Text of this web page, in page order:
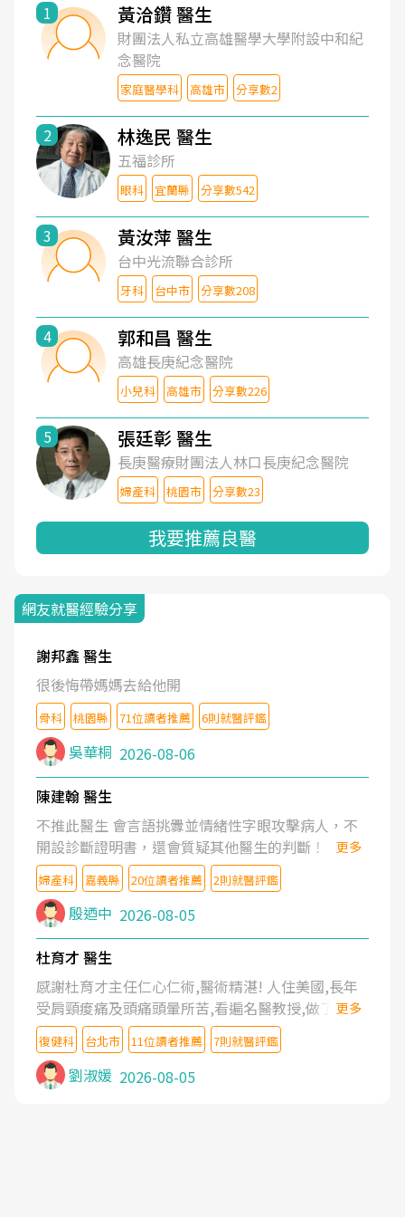
1 黃洽鑽 醫生
財團法人私立高雄醫學大學附設中和紀
念醫院
家庭醫學科 高雄市 分享數2
2 林逸民 醫生
五福診所
眼科 宜蘭縣 分享數542
3 黃汝萍 醫生
台中光流聯合診所
牙科 台中市 分享數208
4 郭和昌 醫生
高雄長庚紀念醫院
小兒科 高雄市 分享數226
5 張廷彰 醫生
長庚醫療財團法人林口長庚紀念醫院
婦產科 桃園市 分享數23
我要推薦良醫
網友就醫經驗分享
謝邦鑫 醫生
很後悔帶媽媽去給他開
骨科 桃園縣 71位讀者推薦 6則就醫評鑑
吳華桐 2026-08-06
陳建翰 醫生
不推此醫生 會言語挑釁並情緒性字眼攻擊病人，不
開設診斷證明書，還會質疑其他醫生的判斷！
更多
婦產科 嘉義縣 20位讀者推薦 2則就醫評鑑
殷迺中 2026-08-05
杜育才 醫生
感謝杜育才主任仁心仁術,醫術精湛! 人住美國,長年
受肩頸痠痛及頭痛頭暈所苦,看遍名醫教授,做了各種
檢查,也嘗試過西醫打針,中醫針灸及物理徒手治療都
沒有用,後來連吃到嗎啡類止痛藥都效果有限,只是壓
症狀,沒多久就痛起來,多年失眠嚴重影響生活品質.
台灣親友介紹忠孝醫院杜育才主任是頸頭症候群專
更多
復健科 台北市 11位讀者推薦 7則就醫評鑑
劉淑媛 2026-08-05